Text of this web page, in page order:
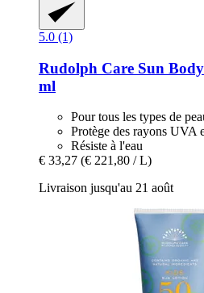
5.0 (1)
Rudolph Care Sun
ml
Pour tous les types de
Protège des rayons UVA
Résiste à l'eau
€ 33,27 (€ 221,80 / L)
Livraison jusqu'au 21 août